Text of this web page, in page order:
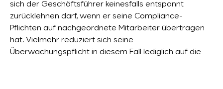
sich der Geschäftsführer keinesfalls entspannt
zurücklehnen darf, wenn er seine Compliance-
Pflichten auf nachgeordnete Mitarbeiter übertragen
hat. Vielmehr reduziert sich seine
Überwachungspflicht in diesem Fall lediglich auf die